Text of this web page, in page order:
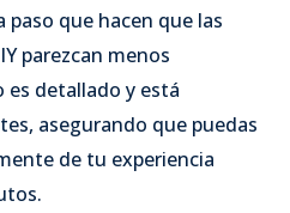
paso que hacen que las
parezcan menos
es detallado y está
asegurando que puedas
de tu experiencia